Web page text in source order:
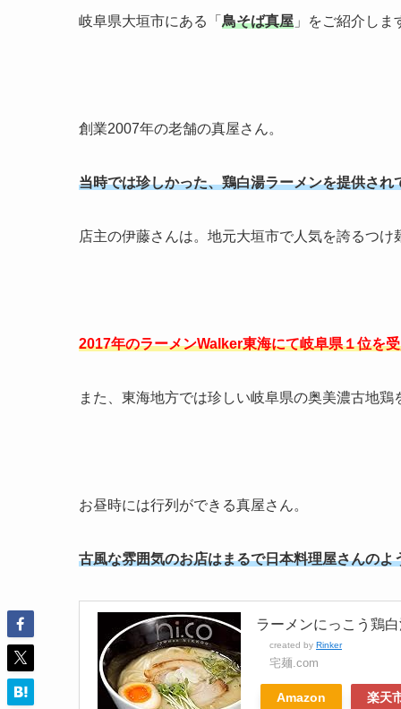
岐阜県大垣市にある「 鳥そば真屋 」をご紹介しま
創業2007年の老舗の真屋さん。
当時では珍しかった、鶏白湯ラーメンを提供され
店主の伊藤さんは。地元大垣市で人気を誇るつ
2017年のラーメンWalker東海にて岐阜県１位を受
また、東海地方では珍しい岐阜県の奥美濃古地
お昼時には行列ができる真屋さん。
古風な雰囲気のお店はまるで日本料理屋さんのよ
ラーメンにっこう鶏
created by Rinker
宅麺.com
Amazon 楽天